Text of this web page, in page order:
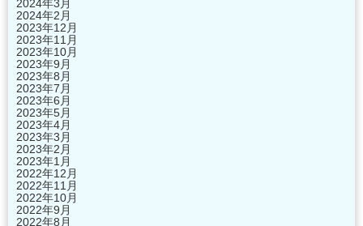
2024年3月
2024年2月
2023年12月
2023年11月
2023年10月
2023年9月
2023年8月
2023年7月
2023年6月
2023年5月
2023年4月
2023年3月
2023年2月
2023年1月
2022年12月
2022年11月
2022年10月
2022年9月
2022年8月